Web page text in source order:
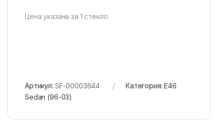
Цена указана за 1 стекло.
Артикул: SF-00003644 Категория:E46
Sedan (96-03)